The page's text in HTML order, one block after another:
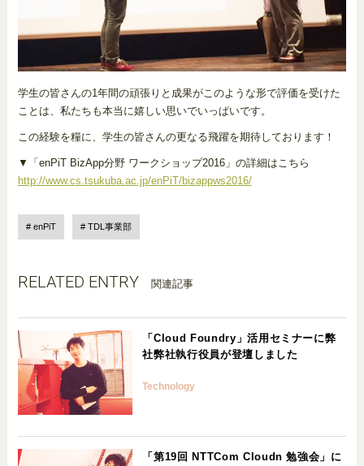
学生の皆さんの1年間の頑張りと成果がこのような形で評価を受けた
ことは、私たちも本当に嬉しい思いでいっぱいです。
この経験を糧に、学生の皆さんの更なる飛躍を期待しております！
▼「enPiT BizApp分野 ワークショップ2016」の詳細はこちら
http://www.cs.tsukuba.ac.jp/enPiT/bizappws2016/
enPiT TDL事業部
RELATED ENTRY 関連記事
「Cloud Foundry」活用セミナーに弊
社弊社執行役員が登壇しました
Technology
「第19回 NTTCom Cloudn 勉強会」に